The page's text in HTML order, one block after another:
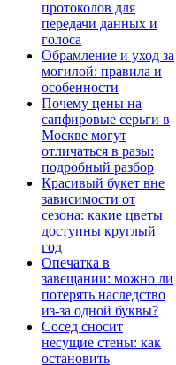
протоколов для
передачи данных и
голоса
Обрамление и уход за
могилой: правила и
особенности
Почему цены на
сапфировые серьги в
Москве могут
отличаться в разы:
подробный разбор
Красивый букет вне
зависимости от
сезона: какие цветы
доступны круглый
год
Опечатка в
завещании: можно ли
потерять наследство
из-за одной буквы?
Сосед сносит
несущие стены: как
остановить